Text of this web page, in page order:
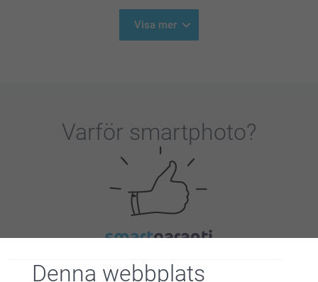
Denna webbplats
Visa mer
Varför smartphoto?
Nöjd kundgaranti